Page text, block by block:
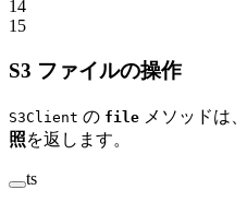
14
15
S3 ファイルの操作
S3Client の file メソッドは、
照を返します。
ts